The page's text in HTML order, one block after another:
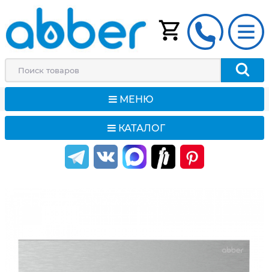
МЕНЮ
КАТАЛОГ